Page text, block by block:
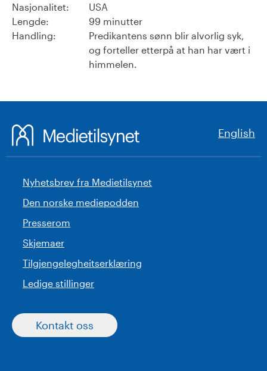
Nasjonalitet:
USA
Lengde:
99 minutter
Handling:
Predikantens sønn blir alvorlig syk,
og forteller etterpå at han har vært i
himmelen.
English
Nyhetsbrev fra Medietilsynet
Den norske mediepodden
Presserom
Skjemaer
Tilgjengelegheitserklæring
Ledige stillinger
Kontakt oss